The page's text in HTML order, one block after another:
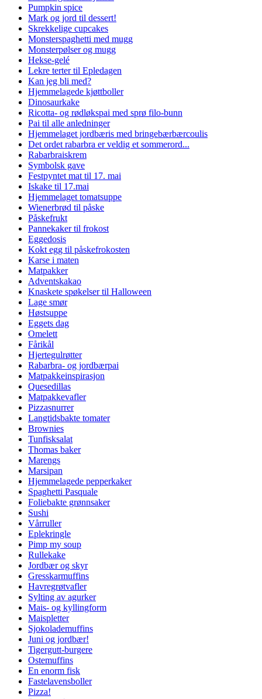
Pumpkin spice
Mark og jord til dessert!
Skrekkelige cupcakes
Monsterspaghetti med mugg
Monsterpølser og mugg
Hekse-gelé
Lekre terter til Epledagen
Kan jeg bli med?
Hjemmelagede kjøttboller
Dinosaurkake
Ricotta- og rødløkspai med sprø filo-bunn
Pai til alle anledninger
Hjemmelaget jordbæris med bringebærbærcoulis
Det ordet rabarbra er veldig et sommerord...
Rabarbraiskrem
Symbolsk gave
Festpyntet mat til 17. mai
Iskake til 17.mai
Hjemmelaget tomatsuppe
Wienerbrød til påske
Påskefrukt
Pannekaker til frokost
Eggedosis
Kokt egg til påskefrokosten
Karse i maten
Matpakker
Adventskakao
Knaskete spøkelser til Halloween
Lage smør
Høstsuppe
Eggets dag
Omelett
Fårikål
Hjertegulrøtter
Rabarbra- og jordbærpai
Matpakkeinspirasjon
Quesedillas
Matpakkevafler
Pizzasnurrer
Langtidsbakte tomater
Brownies
Tunfisksalat
Thomas baker
Marengs
Marsipan
Hjemmelagede pepperkaker
Spaghetti Pasquale
Foliebakte grønnsaker
Sushi
Vårruller
Eplekringle
Pimp my soup
Rullekake
Jordbær og skyr
Gresskarmuffins
Havregrøtvafler
Sylting av agurker
Mais- og kyllingform
Maispletter
Sjokolademuffins
Juni og jordbær!
Tigergutt-burgere
Ostemuffins
En enorm fisk
Fastelavensboller
Pizza!